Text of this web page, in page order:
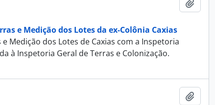
e Medição dos Lotes da ex-Colônia Caxias
Medição dos Lotes de Caxias com a Inspetoria
à Inspetoria Geral de Terras e Colonização.